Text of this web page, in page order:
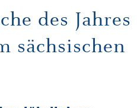
des Jahres
sächsischen